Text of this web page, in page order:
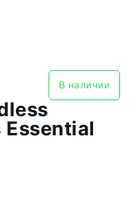
В наличии
Essential